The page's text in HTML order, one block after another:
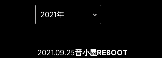
2021.09.25音小屋REBOOT